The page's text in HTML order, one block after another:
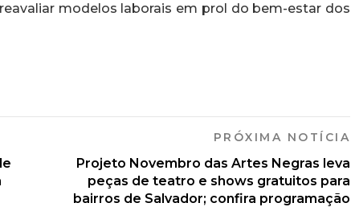
modelos laborais em prol do bem-estar dos
PRÓXIMA NOTÍCIA
Projeto Novembro das Artes Negras leva
peças de teatro e shows gratuitos para
bairros de Salvador; confira programação